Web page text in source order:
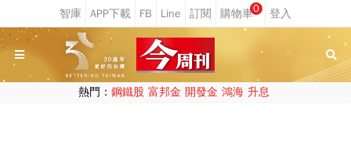
0
熱門： 鋼鐵股 富邦金 開發金 鴻海 升息